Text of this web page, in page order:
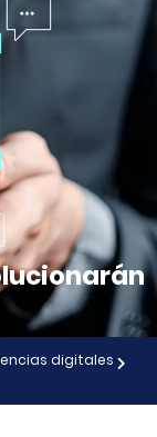
digitales